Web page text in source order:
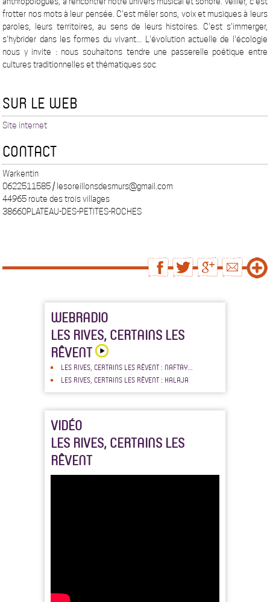
frotter nos mots à leur pensée. C'est mêler sons, voix et musiques à leurs
paroles, leurs territoires, au sens de leurs histoires. C'est s'immerger,
s'hybrider dans les formes du vivant... L'évolution actuelle de l'écologie
nous y invite : nous souhaitons tendre une passerelle poétique entre
cultures traditionnelles et thématiques soc
SUR LE WEB
Site internet
CONTACT
Warkentin
0622511585 / lesoreillonsdesmurs@gmail.com
44965 route des trois villages
38660PLATEAU-DES-PETITES-ROCHES
WEBRADIO
LES RIVES, CERTAINS LES
RÊVENT
LES RIVES, CERTAINS LES RÊVENT : NAFTAY...
LES RIVES, CERTAINS LES RÊVENT : HALAJA
VIDÉO
LES RIVES, CERTAINS LES
RÊVENT